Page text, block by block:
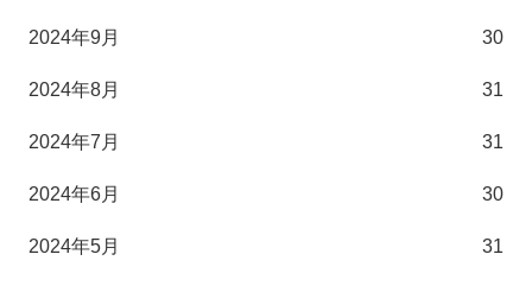
2024年9月 30
2024年8月 31
2024年7月 31
2024年6月 30
2024年5月 31